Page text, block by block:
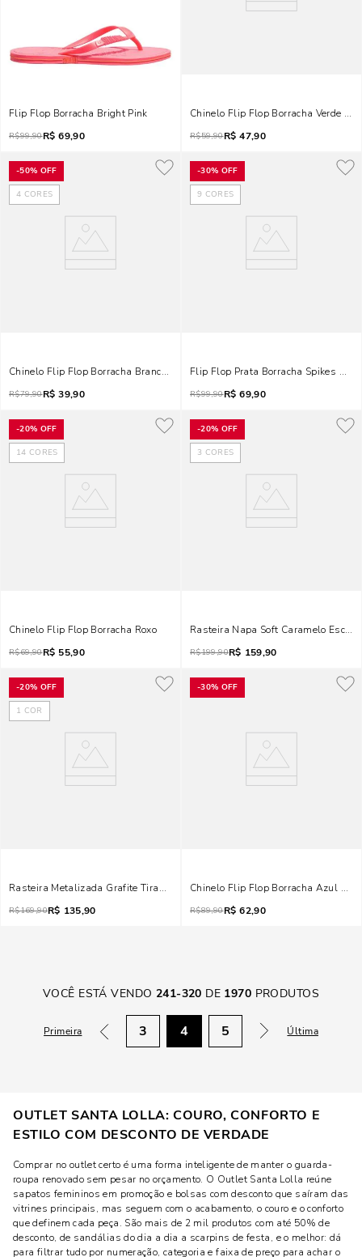
Flip Flop Borracha Bright Pink
R$99,90R$ 69,90
Chinelo Flip Flop Borracha Verde
R$59,90R$ 47,90
-50% OFF
4 CORES
Chinelo Flip Flop Borracha Branco Brilho
R$79,90R$ 39,90
-30% OFF
9 CORES
Flip Flop Prata Borracha Spikes
R$99,90R$ 69,90
-20% OFF
14 CORES
Chinelo Flip Flop Borracha Roxo
R$69,90R$ 55,90
-20% OFF
3 CORES
Rasteira Napa Soft Caramelo Escuro
R$199,90R$ 159,90
-20% OFF
1 COR
Rasteira Metalizada Grafite Tiras Finas Metal
R$169,90R$ 135,90
-30% OFF
Chinelo Flip Flop Borracha Azul
R$89,90R$ 62,90
VOCÊ ESTÁ VENDO 241-320 DE 1970 PRODUTOS
Primeira 3 4 5 Última
OUTLET SANTA LOLLA: COURO, CONFORTO E
ESTILO COM DESCONTO DE VERDADE
Comprar no outlet certo é uma forma inteligente de manter o guarda-
roupa renovado sem pesar no orçamento. O Outlet Santa Lolla reúne
sapatos femininos em promoção e bolsas com desconto que saíram das
vitrines principais, mas seguem com o acabamento, o couro e o conforto
que definem cada peça. São mais de 2 mil produtos com até 50% de
desconto, de sandálias do dia a dia a scarpins de festa, e o melhor: dá
para filtrar tudo por numeração, categoria e faixa de preço para achar o